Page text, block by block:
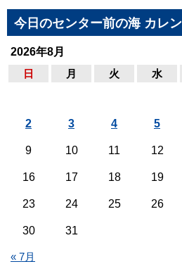
今日のセンター前の海 カレ
2026年8月
日
月 火 水
« 7月
2 3 4 5
9 10 11 12
16 17 18 19
23 24 25 26
30 31